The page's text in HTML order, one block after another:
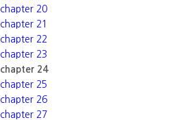
chapter 20
chapter 21
chapter 22
chapter 23
chapter 24
chapter 25
chapter 26
chapter 27